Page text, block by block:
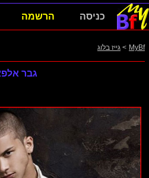
כניסה הרשמה
MyBf
> גייז בלוג
גבר